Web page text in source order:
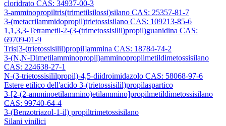
cloridrato CAS: 34937-00-3
3-amminopropiltris(trimetilsilossi)silano CAS: 25357-81-7
3-(metacrilammidopropil)trietossisilano CAS: 109213-85-6
1,1,3,3-Tetrametil-2-(3-(trimetossisilil)propil)guanidina CAS:
69709-01-9
Tris[3-(trietossisilil)propil]ammina CAS: 18784-74-2
3-(N,N-Dimetilamminopropil)amminopropilmetildimetossisilano
CAS: 224638-27-1
N-(3-trietossisililpropil)-4,5-diidroimidazolo CAS: 58068-97-6
Estere etilico dell'acido 3-(trietossisilil)propilaspartico
3-[2-(2-amminoetilammino)etilammino]propilmetildimetossisilano
CAS: 99740-64-4
3-(Benzotriazol-1-il) propiltrimetossisilano
Silani vinilici